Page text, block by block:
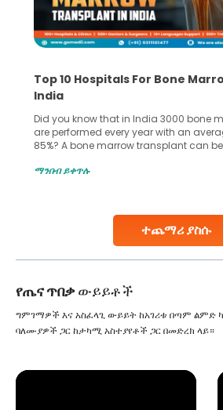
ተጨማሪ ያስሱ
Top 10 Hospitals For Bone
India
Did you know that in India 3000 bone
are performed every year with an
85%? A bone marrow transplant can
make all the difference. India has some
ማንበብ ይቀጥሉ
የጤና ጥበቃውይይቶች
ግምገማዎች እና አስፈላጊ ውይይት ከአገሪቱ በጣም ልምድ
ባለሙያዎች ጋር ከታካሚ አስተያየቶች ጋር በመድረክ ላይ።